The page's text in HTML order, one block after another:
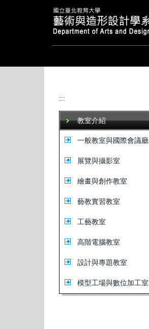
:::
教室介紹
一般教室與國際會議廳
展覽與攝影室
繪畫與創作教室
藝教實習教室
工藝教室
高階電腦教室
設計與專題教室
模型工場與數位加工室